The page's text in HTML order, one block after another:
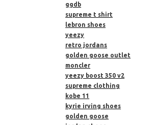
ggdb
supreme t shirt
lebron shoes
yeezy
retro jordans
golden goose outlet
moncler
yeezy boost 350 v2
supreme clothing
kobe 11
kyrie irving shoes
golden goose